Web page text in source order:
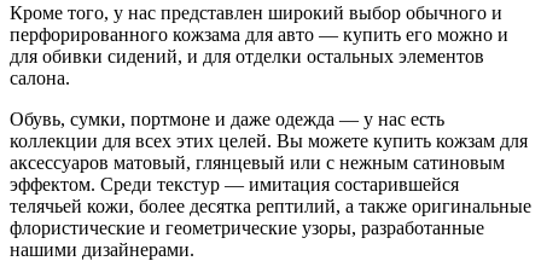
Кроме того, у нас представлен широкий выбор обычного и
перфорированного кожзама для авто — купить его можно и
для обивки сидений, и для отделки остальных элементов
салона.
Обувь, сумки, портмоне и даже одежда — у нас есть
коллекции для всех этих целей. Вы можете купить кожзам для
аксессуаров матовый, глянцевый или с нежным сатиновым
эффектом. Среди текстур — имитация состарившейся
телячьей кожи, более десятка рептилий, а также оригинальные
флористические и геометрические узоры, разработанные
нашими дизайнерами.